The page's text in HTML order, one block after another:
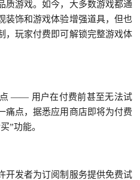
质游戏。如今，大多数游戏都通
装饰和游戏体验增强道具，但也
，玩家付费即可解锁完整游戏体
—— 用户在付费前甚至无法试
痛点，据悉应用商店即将为付费
”功能。
开发者为订阅制服务提供免费试